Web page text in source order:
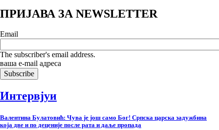
ПРИЈАВА ЗА NEWSLETTER
Email
The subscriber's email address.
ваша е-mail адреса
Интервјуи
Валентина Булатовић: Чува је још само Бог! Српска царска задужбина
која две и по деценије после рата и даље пропада